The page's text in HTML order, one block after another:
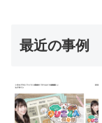
最近の事例